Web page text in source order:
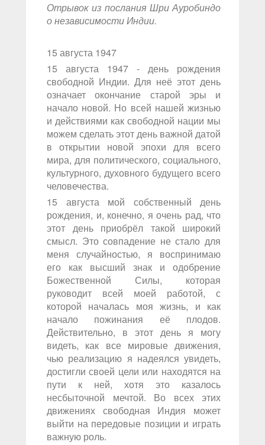
Отрывок из послания Шри Ауробиндо
о независимости Индии.
15 августа 1947
15 августа 1947 - день рождения
свободной Индии. Для неё этот день
означает окончание старой эры и
начало новой. Но всей нашей жизнью
и действиями как свободной нации мы
можем сделать этот день важной датой
в открытии новой эпохи для всего
мира, для политического, социального,
культурного, духовного будущего всего
человечества.
15 августа мой собственный день
рождения, и, конечно, я очень рад, что
этот день приобрёл такой широкий
смысл. Это совпадение не стало для
меня случайностью, я воспринимаю
его как высший знак и одобрение
Божественной Силы, которая
руководит всей моей работой, с
которой началась моя жизнь, и как
начало пожинания её плодов.
Действительно, в этот день я могу
видеть, как все мировые движения,
чью реализацию я надеялся увидеть,
достигли своей цели или находятся на
пути к ней, хотя это казалось
несбыточной мечтой. Во всех этих
движениях свободная Индия может
выйти на передовые позиции и играть
важную роль.